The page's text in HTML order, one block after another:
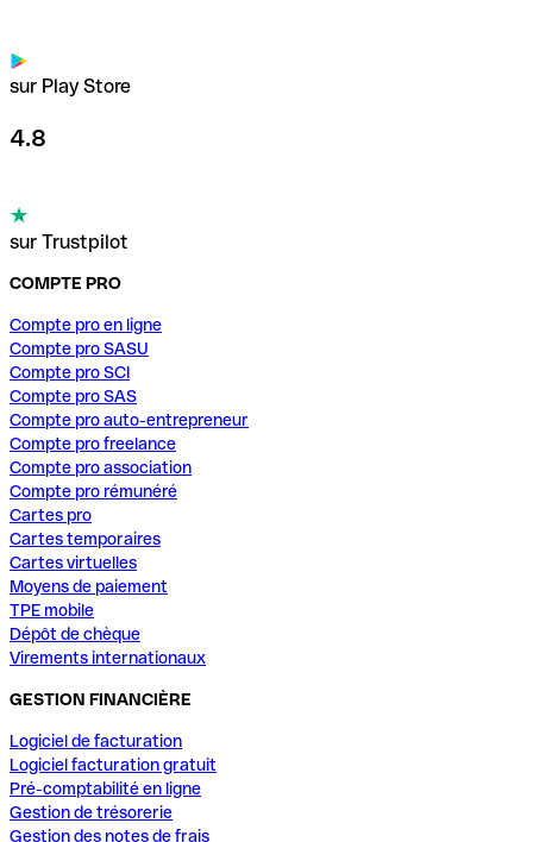
sur Play Store
4.8
sur Trustpilot
COMPTE PRO
Compte pro en ligne
Compte pro SASU
Compte pro SCI
Compte pro SAS
Compte pro auto-entrepreneur
Compte pro freelance
Compte pro association
Compte pro rémunéré
Cartes pro
Cartes temporaires
Cartes virtuelles
Moyens de paiement
TPE mobile
Dépôt de chèque
Virements internationaux
GESTION FINANCIÈRE
Logiciel de facturation
Logiciel facturation gratuit
Pré-comptabilité en ligne
Gestion de trésorerie
Gestion des notes de frais